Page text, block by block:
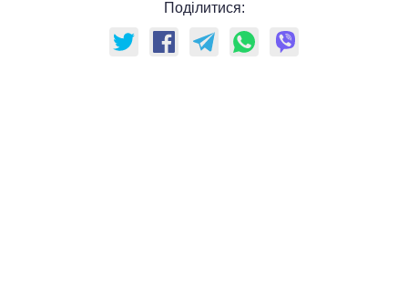
Поділитися: